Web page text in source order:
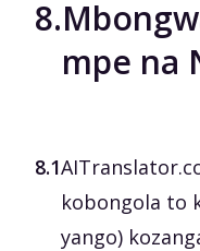
8.
mpe na
8.1
kobongola to
yango)